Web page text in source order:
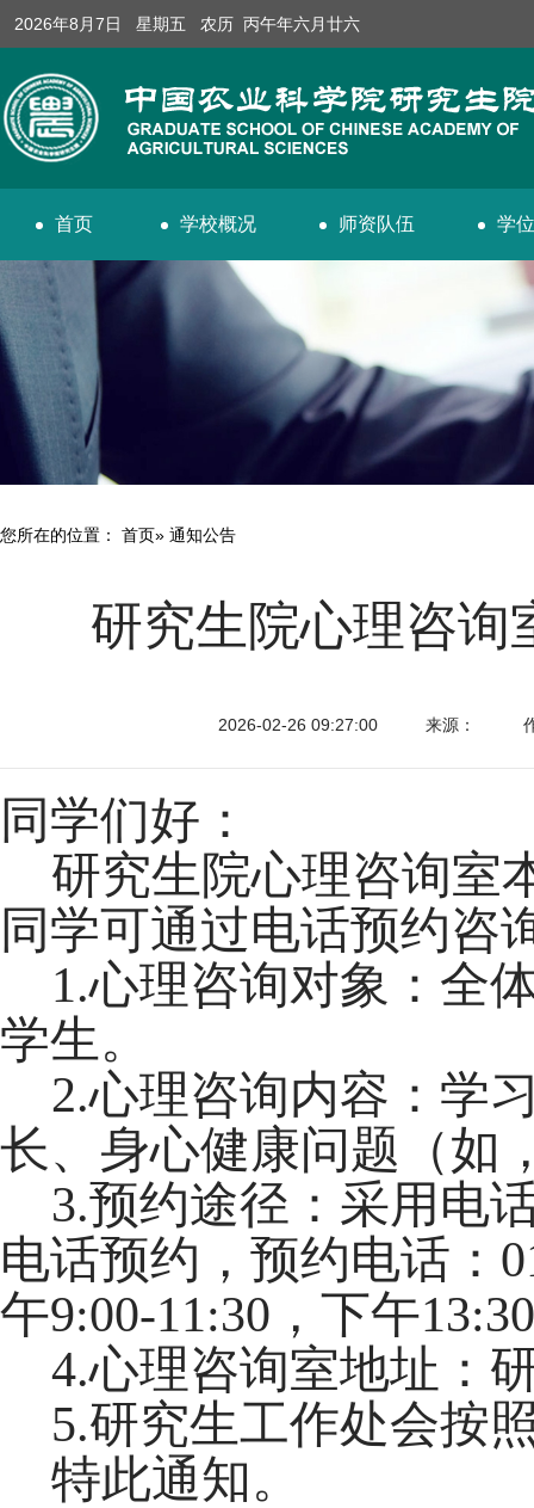
2026年8月7日 星期五 农历 丙午年六月廿六
首页 学校概况 师资队伍 学
您所在的位置： 首页» 通知公告
研究生院心理咨询
2026-02-26 09:27:00 来源：
同学们好：
研究生院心理咨询室
同学可通过电话预约咨
1.心理咨询对象：全
学生。
2.心理咨询内容：学
长、身心健康问题（如
3.预约途径：采用电
电话预约，预约电话：
午9:00-11:30，下午
4.心理咨询室地址：
5.研究生工作处会按
特此通知。